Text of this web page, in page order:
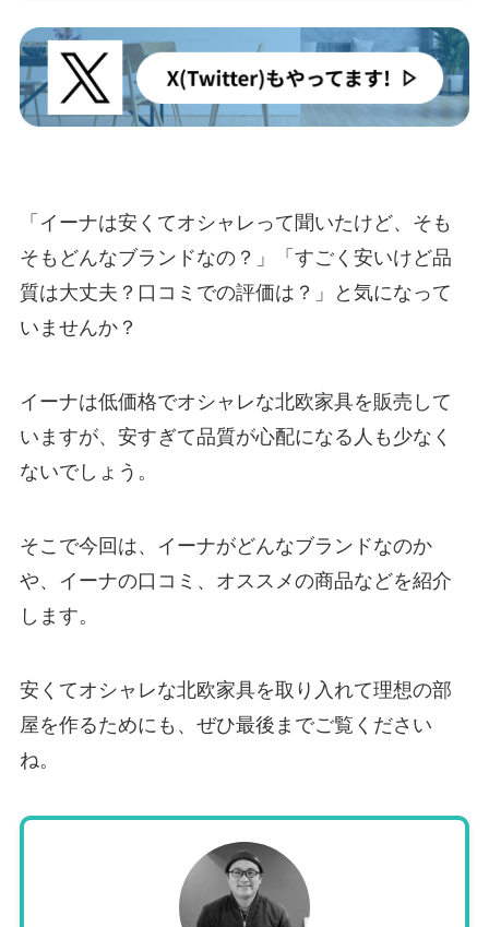
「イーナは安くてオシャレって聞いたけど、そも
そもどんなブランドなの？」「すごく安いけど品
質は大丈夫？口コミでの評価は？」と気になって
いませんか？
イーナは低価格でオシャレな北欧家具を販売して
いますが、安すぎて品質が心配になる人も少なく
ないでしょう。
そこで今回は、イーナがどんなブランドなのか
や、イーナの口コミ、オススメの商品などを紹介
します。
安くてオシャレな北欧家具を取り入れて理想の部
屋を作るためにも、ぜひ最後までご覧ください
ね。